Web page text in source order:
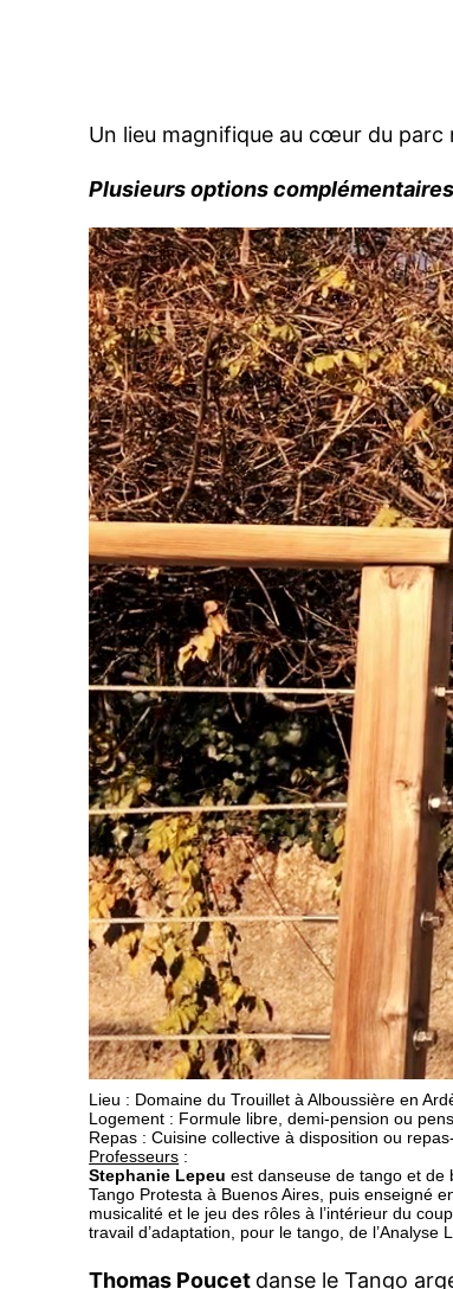
Un lieu magnifique au cœur du parc
Plusieurs options
Lieu : Domaine du Trouillet à Alboussière en
Logement : Formule libre, demi-pension ou
Repas : Cuisine collective à disposition ou
Professeurs :
Stephanie Lepeuest danseuse de tango et de
Tango Protesta à Buenos Aires, puis enseigné
musicalité et le jeu des rôles à l’intérieur du
travail d’adaptation, pour le tango, de l’Analyse
Thomas Poucet danse le Tango